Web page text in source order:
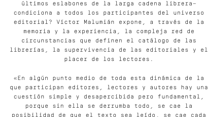
últimos eslabones de la larga cadena librera—
condiciona a todos los participantes del universo
editorial? Víctor Malumián expone, a través de la
memoria y la experiencia, la compleja red de
circunstancias que definen el catálogo de las
librerías, la supervivencia de las editoriales y el
placer de los lectores.
«En algún punto medio de toda esta dinámica de la
que participan editores, lectores y autores hay una
cuestión simple y desapercibida pero fundamental,
porque sin ella se derrumba todo, se cae la
posibilidad de que el texto sea leído, se cae cada